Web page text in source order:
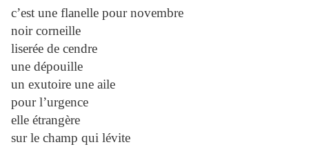
c’est une flanelle pour novembre
noir corneille
liserée de cendre
une dépouille
un exutoire une aile
pour l’urgence
elle étrangère
sur le champ qui lévite